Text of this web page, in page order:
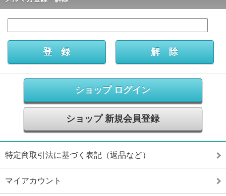
ショップ ログイン
ショップ 新規会員登録
特定商取引法に基づく表記（返品など）
マイアカウント